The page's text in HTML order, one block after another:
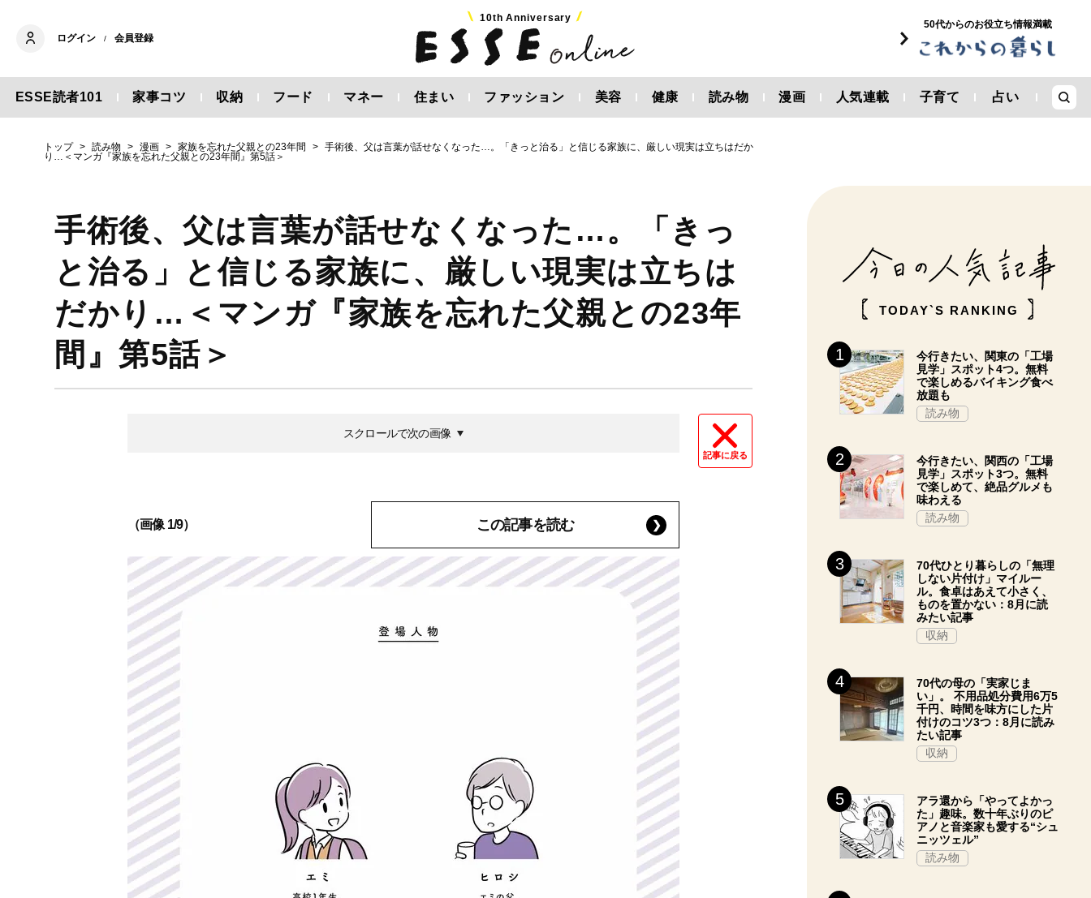
ログイン / 会員登録
10th Anniversary
50代からのお役立ち情報満載
ESSE読者101 家事コツ 収納 フード マネー 住まい ファッション 美容 健康 読み物 漫画 人気連載 子育て 占い
トップ 読み物 漫画 家族を忘れた父親との23年間
手術後、父は言葉が話せなくなった…。「きっと治る」と信じる家族に、厳しい現実は立ちはだか
り…＜マンガ『家族を忘れた父親との23年間』第5話＞
手術後、父は言葉が話せなくなった…。「きっ
と治る」と信じる家族に、厳しい現実は立ちは
だかり…＜マンガ『家族を忘れた父親との23年
間』第5話＞
記事に戻る
スクロールで次の画像
（画像 1/9） この記事を読む
TODAY`S RANKING
今行きたい、関東の「工場
見学」スポット4つ。無料
で楽しめるバイキング食べ
放題も
読み物
今行きたい、関西の「工場
見学」スポット3つ。無料
で楽しめて、絶品グルメも
味わえる
読み物
70代ひとり暮らしの「無理
しない片付け」マイルー
ル。食卓はあえて小さく、
ものを置かない：8月に読
みたい記事
収納
70代の母の「実家じま
い」。 不用品処分費用6万5
千円、時間を味方にした片
付けのコツ3つ：8月に読み
たい記事
収納
アラ還から「やってよかっ
た」趣味。数十年ぶりのピ
アノと音楽家も愛する“シュ
ニッツェル”
読み物